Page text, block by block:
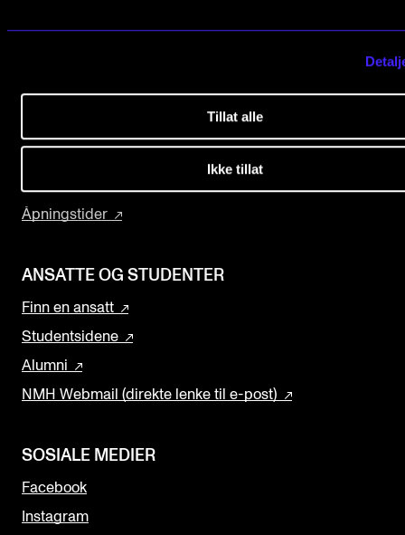
Tillat alle
Ikke tillat
Arrangementer for ansatte
Gjennomføre konserter og arrangementer
Konsertopptak
ORGANISASJON
Aktuelle saker
Organisering av NMH
Utvalg og komitéer
Strategier, planer og rapporter
Hvem gjør hva i administrasjonen
Forskning og utviklingsarbeid
Konserter, serier og festivaler
Åpningstider
ANSATTE OG STUDENTER
Finn en ansatt
Studentsidene
Alumni
NMH Webmail (direkte lenke til e-post)
SOSIALE MEDIER
Facebook
Instagram